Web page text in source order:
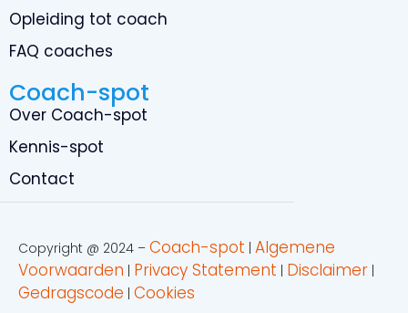
Opleiding tot coach
FAQ coaches
Coach-spot
Over Coach-spot
Kennis-spot
Contact
Copyright @ 2024 – Coach-spot Algemene
Voorwaarden Privacy Statement Disclaimer
Gedragscode Cookies